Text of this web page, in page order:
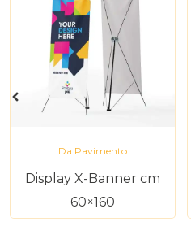
Da Pavimento
Display X-Banner cm
60×160